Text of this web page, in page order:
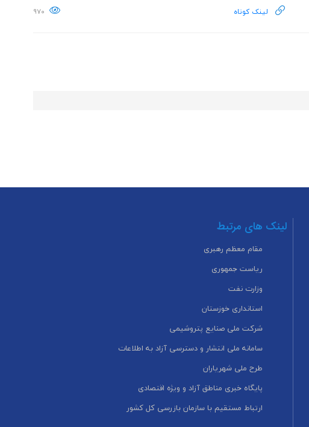
لینک کوتاه ۹۷۰
لینک های مرتبط
مقام معظم رهبری
ریاست جمهوری
وزارت نفت
استانداری خوزستان
شرکت ملی صنایع پتروشیمی
سامانه ملی انتشار و دسترسی آزاد به اطلاعات
طرح ملی شهریاران
پایگاه خبری مناطق آزاد و ویژه اقتصادی
ارتباط مستقیم با سازمان بازرسی کل کشور